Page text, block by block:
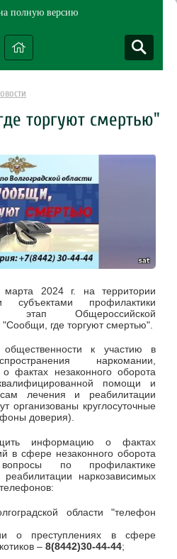
полную версию
торгуют смертью"
2024 г. на территории
субъектами профилактики
этап Общероссийской
"Сообщи, где торгуют смертью".
к участию в
наркомании,
фактах незаконного оборота
помощи и
лечения и реабилитации
организованы круглосуточные
доверия).
информацию о фактах
в сфере незаконного оборота
по профилактике
наркозависимых
области "телефон
о преступлениях в сфере
– 8(8442)30-44-44;